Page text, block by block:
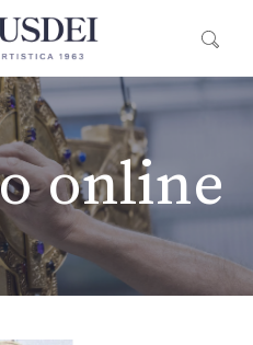
online